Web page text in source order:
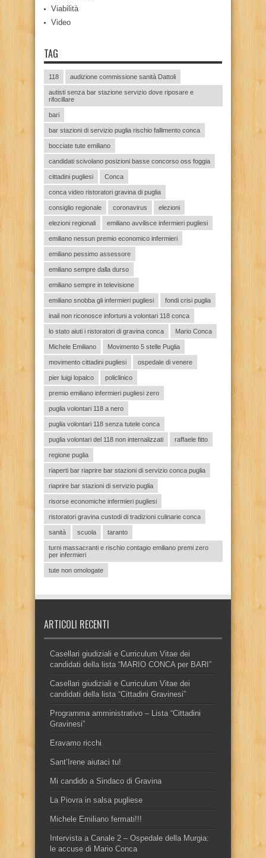
Viabilità
Video
TAG
118 audizione commissione sanità Dattoli
autisti senza bar stazione servizio dove riposare e
rifocillare
bari
bar stazioni di servizio puglia rischio fallimento conca
bocciate tute emiliano
candidati scivolano posizioni basse concorso oss foggia
cittadini pugliesi Conca
conca video ristoratori gravina di puglia
consiglio regionale coronavirus elezioni
elezioni regionali emiliano avvilisce infermieri pugliesi
emiliano nessun premio economico infermieri
emiliano pessimo assessore
emiliano sempre dalla durso
emiliano sempre in televisione
emiliano snobba gli infermieri pugliesi fondi crisi puglia
inail non riconosce infortuni a volontari 118 conca
lo stato aiuti i ristoratori di gravina conca Mario Conca
Michele Emiliano Movimento 5 stelle Puglia
movimento cittadini pugliesi ospedale di venere
pier luigi lopalco policlinico
premio emiliano infermieri pugliesi zero
puglia volontari 118 a nero
puglia volontari 118 senza tutele conca
puglia volontari del 118 non internalizzati raffaele fitto
regione puglia
riaperti bar riaprire bar stazioni di servizio conca puglia
riaprire bar stazioni di servizio puglia
risorse economiche infermieri pugliesi
ristoratori gravina custodi di tradizioni culinarie conca
sanità scuola taranto
turni massacranti e rischio contagio emiliano premi zero
per infermieri
tute non omologate
ARTICOLI RECENTI
Casellari giudiziali e Curriculum Vitae dei
candidati della lista “MARIO CONCA per BARI”
Casellari giudiziali e Curriculum Vitae dei
candidati della lista “Cittadini Gravinesi”
Programma amministrativo – Lista “Cittadini
Gravinesi”
Eravamo ricchi
Sant’Irene aiutaci tu!
Mi candido a Sindaco di Gravina
La Piovra in salsa pugliese
Michele Emiliano fermati!!!
Intervista a Canale 2 – Ospedale della Murgia:
le accuse di Mario Conca